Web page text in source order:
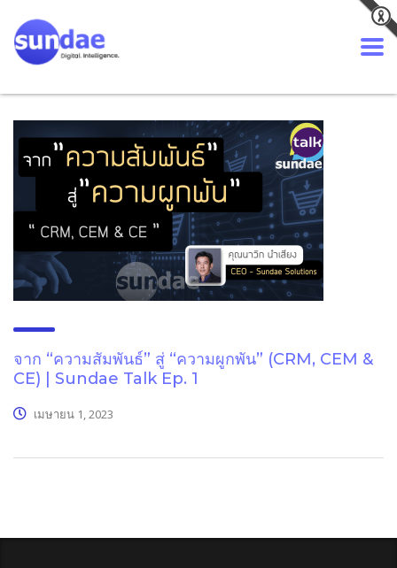
จาก “ความสัมพันธ์” สู่ “ความผูกพัน” (CRM, CEM &
CE) | Sundae Talk Ep. 1
เมษายน 1, 2023